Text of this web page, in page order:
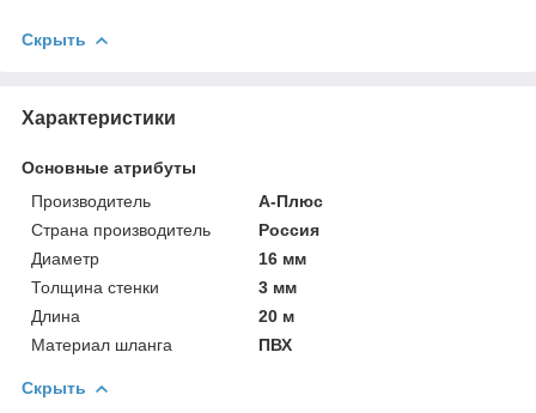
Скрыть
Характеристики
Основные атрибуты
Производитель
А-Плюс
Страна производитель
Россия
Диаметр
16 мм
Толщина стенки
3 мм
Длина
20 м
Материал шланга
ПВХ
Скрыть